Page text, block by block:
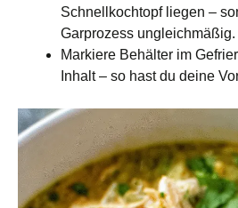
Schnellkochtopf liegen –
Garprozess ungleichmäßig.
Markiere Behälter im
Inhalt – so hast du deine